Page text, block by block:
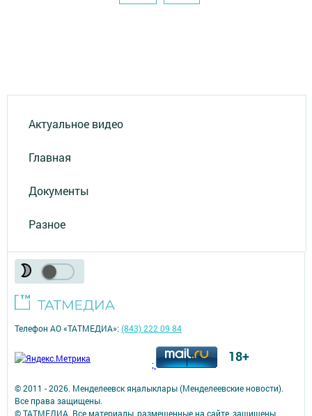
Актуальное видео
Главная
Документы
Разное
© 2011 - 2026. Менделеевск яӊалыклары (Менделеевские новости).
Все права защищены.
© ТАТМЕДИА. Все материалы, размещенные на сайте, защищены
Телефон АО «ТАТМЕДИА»:(843) 222 09 84
; 18+